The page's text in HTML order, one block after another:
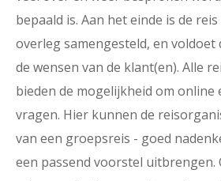
bepaald is. Aan het einde is de
overleg samengesteld, en voldoet
de wensen van de klant(en). Alle
bieden de mogelijkheid om online
vragen. Hier kunnen de
van een groepsreis - goed
een passend voorstel uitbrengen.